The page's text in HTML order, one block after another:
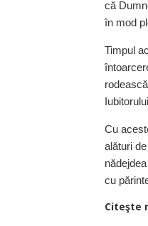
că
în mod
Timpul
Cu
alături
cu
Citeşte